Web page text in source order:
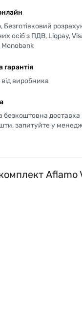
Безготівковий
осіб з ПДВ, Liqpay,
гарантія
від виробника
доставка
запитуйте у
Aflamo